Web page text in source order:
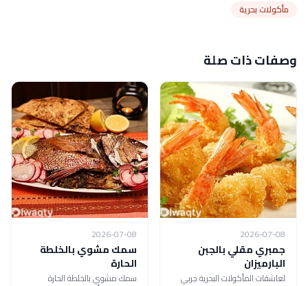
مأكولات بحرية
وصفات ذات صلة
2026-07-08
جمبري مقلي بالجبن
البارميزان
لعاشقات المأكولات البحرية جربي
2026-07-08
سمك مشوي بالخلطة
الحارة
سمك مشوي بالخلطة الحارة